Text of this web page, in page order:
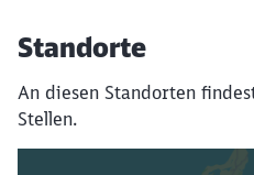
Standorte
An diesen Standorten
Stellen.